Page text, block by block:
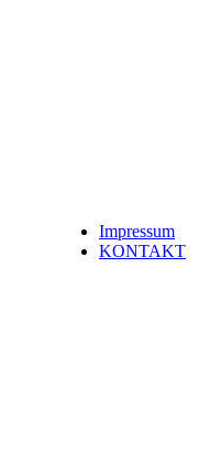
Impressum
KONTAKT